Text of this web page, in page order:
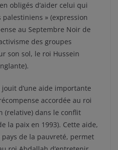
obligés d’aider celui qui
» (expression
au Septembre Noir de
des groupes
son sol, le roi Hussein
jouit d’une aide importante
accordée au roi
(relative) dans le conflit
la paix en 1993). Cette aide,
de la pauvreté, permet